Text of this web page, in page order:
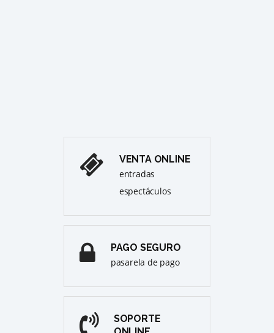
VENTA ONLINE
entradas
espectáculos
PAGO SEGURO
pasarela de pago
SOPORTE